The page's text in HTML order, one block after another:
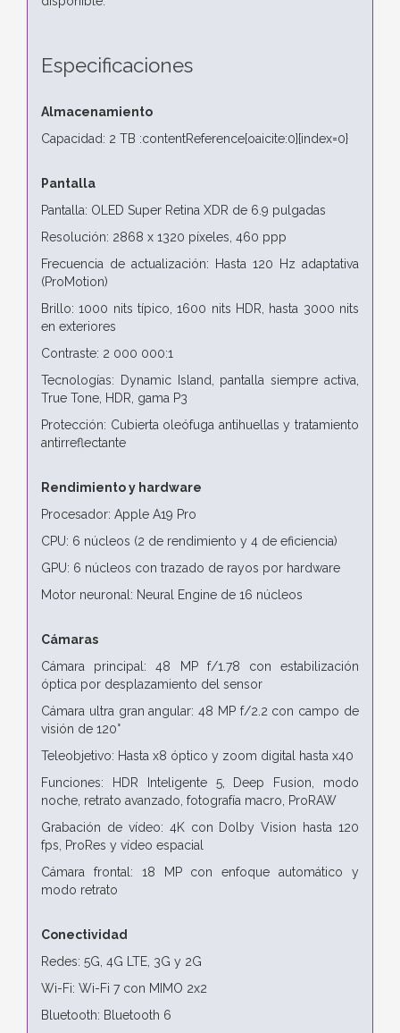
Especificaciones
Almacenamiento
Capacidad: 2 TB :contentReference[oaicite:0]{index=0}
Pantalla
Pantalla: OLED Super Retina XDR de 6.9 pulgadas
Resolución: 2868 x 1320 píxeles, 460 ppp
Frecuencia de actualización: Hasta 120 Hz adaptativa
(ProMotion)
Brillo: 1000 nits típico, 1600 nits HDR, hasta 3000 nits
en exteriores
Contraste: 2 000 000:1
Tecnologías: Dynamic Island, pantalla siempre activa,
True Tone, HDR, gama P3
Protección: Cubierta oleófuga antihuellas y tratamiento
antirreflectante
Rendimiento y hardware
Procesador: Apple A19 Pro
CPU: 6 núcleos (2 de rendimiento y 4 de eficiencia)
GPU: 6 núcleos con trazado de rayos por hardware
Motor neuronal: Neural Engine de 16 núcleos
Cámaras
Cámara principal: 48 MP f/1.78 con estabilización
óptica por desplazamiento del sensor
Cámara ultra gran angular: 48 MP f/2.2 con campo de
visión de 120°
Teleobjetivo: Hasta x8 óptico y zoom digital hasta x40
Funciones: HDR Inteligente 5, Deep Fusion, modo
noche, retrato avanzado, fotografía macro, ProRAW
Grabación de vídeo: 4K con Dolby Vision hasta 120
fps, ProRes y vídeo espacial
Cámara frontal: 18 MP con enfoque automático y
modo retrato
Conectividad
Redes: 5G, 4G LTE, 3G y 2G
Wi-Fi: Wi-Fi 7 con MIMO 2x2
Bluetooth: Bluetooth 6